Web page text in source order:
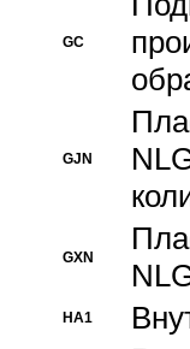
GC
GJN
GXN
HA1